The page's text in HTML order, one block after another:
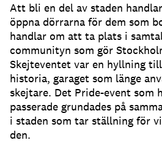
Att bli en del av staden
öppna dörrarna för dem som
handlar om att ta plats i
communityn som gör
Skejteventet var en hyllning
historia, garaget som länge
skejtare. Det Pride-event som
passerade grundades på
i staden som tar ställning för
den.